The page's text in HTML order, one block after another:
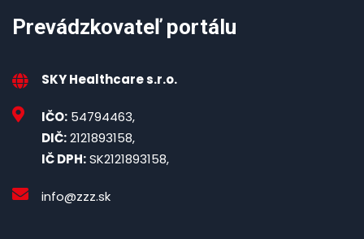
Prevádzkovateľ portálu
SKY Healthcare s.r.o.
IČO: 54794463,
DIČ:2121893158,
IČ DPH:SK2121893158,
info@zzz.sk